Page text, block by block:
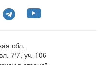
обл.
7/7, уч. 106